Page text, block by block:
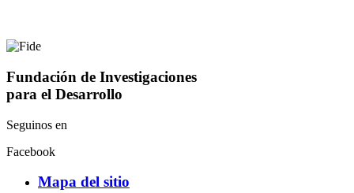
Fundación de Investigaciones
para el Desarrollo
Seguinos en
Facebook
Mapa del sitio